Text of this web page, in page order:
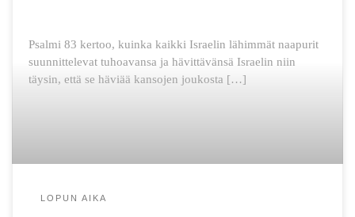
Psalmi 83 kertoo, kuinka kaikki Israelin lähimmät naapurit
suunnittelevat tuhoavansa ja hävittävänsä Israelin niin
täysin, että se häviää kansojen joukosta […]
LOPUN AIKA